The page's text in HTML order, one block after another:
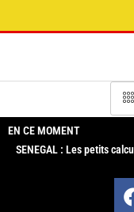
EN CE MOMENT
SENEGAL : Les petits